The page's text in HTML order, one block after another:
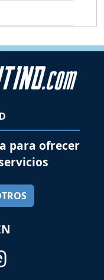
para ofrecer